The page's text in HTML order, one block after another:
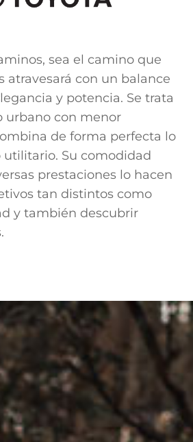
sea el camino que
atravesará con un balance
y potencia. Se trata
urbano con menor
de forma perfecta lo
utilitario. Su comodidad
prestaciones lo hacen
tan distintos como
y también descubrir